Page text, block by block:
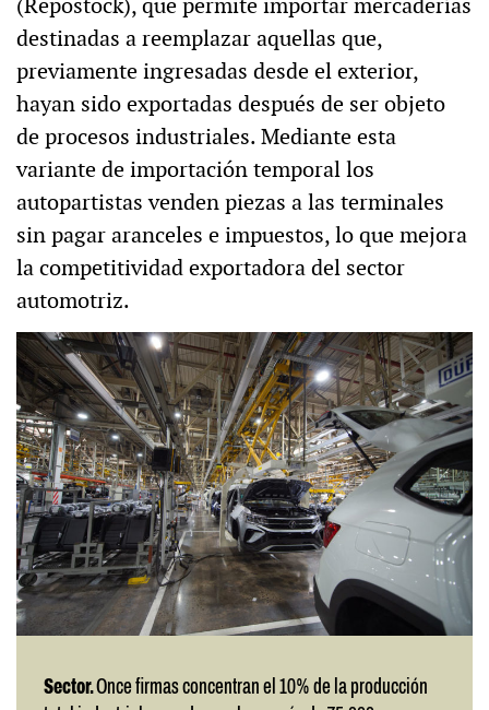
(Repostock), que permite importar mercaderías
destinadas a reemplazar aquellas que,
previamente ingresadas desde el exterior,
hayan sido exportadas después de ser objeto
de procesos industriales. Mediante esta
variante de importación temporal los
autopartistas venden piezas a las terminales
sin pagar aranceles e impuestos, lo que mejora
la competitividad exportadora del sector
automotriz.
Sector.Once firmas concentran el 10% de la producción